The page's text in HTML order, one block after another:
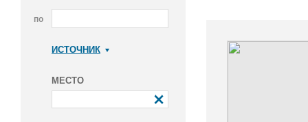
по
ИСТОЧНИК
МЕСТО